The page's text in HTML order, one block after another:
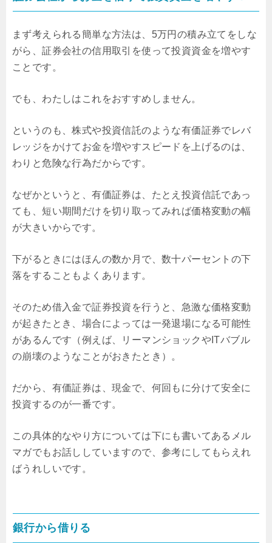
まず考えられる簡単な方法は、5万円の積み立てをしな
がら、証券会社の信用取引を使って投資資金を増やす
ことです。
でも、わたしはこれをおすすめしません。
というのも、株式や投資信託のような有価証券でレバ
レッジをかけてお金を増やすスピードを上げるのは、
わりと危険な行為だからです。
なぜかというと、有価証券は、たとえ投資信託であっ
ても、短い期間だけを切り取ってみれば価格変動の幅
が大きいからです。
下がるときにはほんの数か月で、数十パーセントの下
落をすることもよくあります。
そのため借入金で証券投資を行うと、急激な価格変動
が起きたとき、場合によっては一発退場になる可能性
があるんです（例えば、リーマンショックやITバブル
の崩壊のようなことがおきたとき）。
だから、有価証券は、現金で、何回もに分けて安全に
投資するのが一番です。
この具体的なやり方については下にも書いてあるメル
マガでもお話ししていますので、参考にしてもらえれ
ばうれしいです。
銀行から借りる